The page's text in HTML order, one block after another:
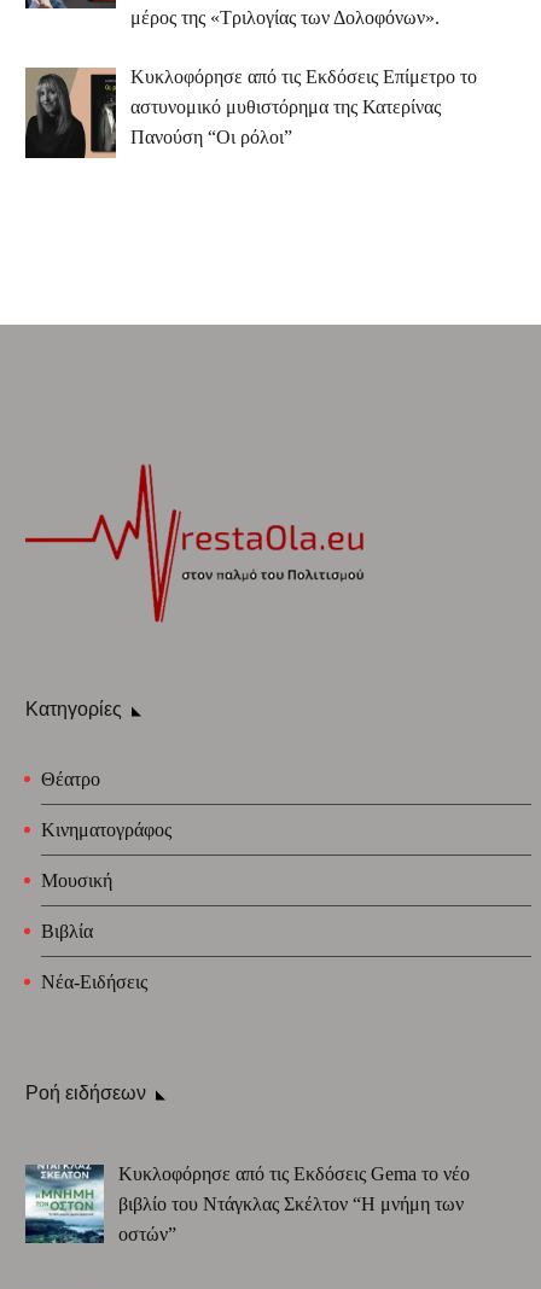
μέρος της «Τριλογίας των Δολοφόνων».
Κυκλοφόρησε από τις Εκδόσεις Επίμετρο το
αστυνομικό μυθιστόρημα της Κατερίνας
Πανούση “Οι ρόλοι”
Κατηγορίες
Θέατρο
Κινηματογράφος
Μουσική
Βιβλία
Νέα-Ειδήσεις
Ροή ειδήσεων
Κυκλοφόρησε από τις Εκδόσεις Gema το νέο
βιβλίο του Ντάγκλας Σκέλτον “Η μνήμη των
οστών”